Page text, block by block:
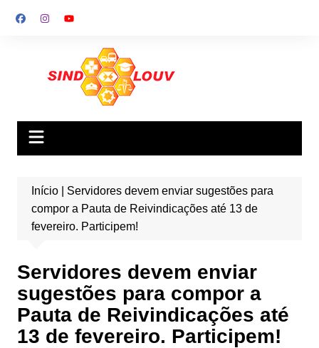
para
Início| Servidores devem enviar sugestões para
compor a Pauta de Reivindicações até 13 de
fevereiro. Participem!
Servidores devem enviar
sugestões para compor a
Pauta de Reivindicações até
13 de fevereiro. Participem!